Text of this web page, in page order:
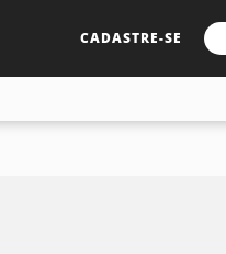
CADASTRE-SE